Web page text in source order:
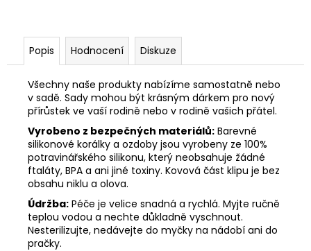
Popis Hodnocení Diskuze
Všechny naše produkty nabízíme samostatně nebo
v sadě. Sady mohou být krásným dárkem pro nový
přírůstek ve vaší rodině nebo v rodině vašich přátel.
Vyrobeno z bezpečných materiálů: Barevné
silikonové korálky a ozdoby jsou vyrobeny ze 100%
potravinářského silikonu, který neobsahuje žádné
ftaláty, BPA a ani jiné toxiny. Kovová část klipu je bez
obsahu niklu a olova.
Údržba: Péče je velice snadná a rychlá. Myjte ručně
teplou vodou a nechte důkladně vyschnout.
Nesterilizujte, nedávejte do myčky na nádobí ani do
pračky.